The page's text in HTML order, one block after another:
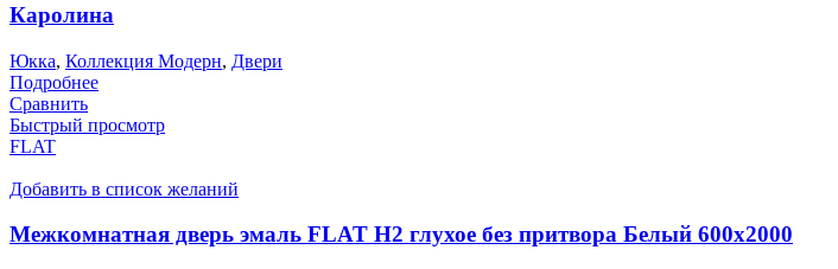
Каролина
Юкка, Коллекция Модерн, Двери
Подробнее
Сравнить
Быстрый просмотр
FLAT
Добавить в список желаний
Межкомнатная дверь эмаль FLAT H2 глухое без притвора Белый 600х2000